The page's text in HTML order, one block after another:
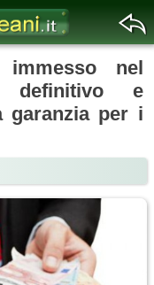
immesso nel
definitivo e
garanzia per i